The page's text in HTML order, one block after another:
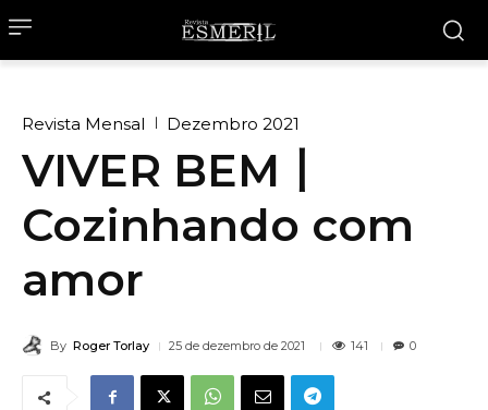
Revista Mensal Dezembro 2021
VIVER BEM丨
Cozinhando com
amor
By Roger Torlay 25 de dezembro de 2021 141 0